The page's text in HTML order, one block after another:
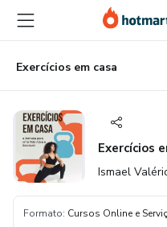
para
conteúdo
principal
para
pagamento
para
rodapé
Exercícios em casa
Exercícios
Ismael
Formato: Cursos Online e